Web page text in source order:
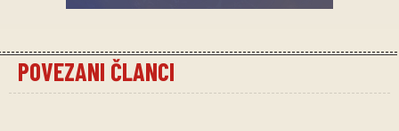
POVEZANI ČLANCI